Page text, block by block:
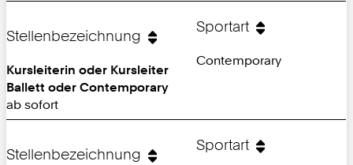
Stellenbezeichnung
Kursleiterin oder Kursleiter
Ballett oder Contemporary
ab sofort
Sportart
Contemporary
Stellenbezeichnung
Sportart